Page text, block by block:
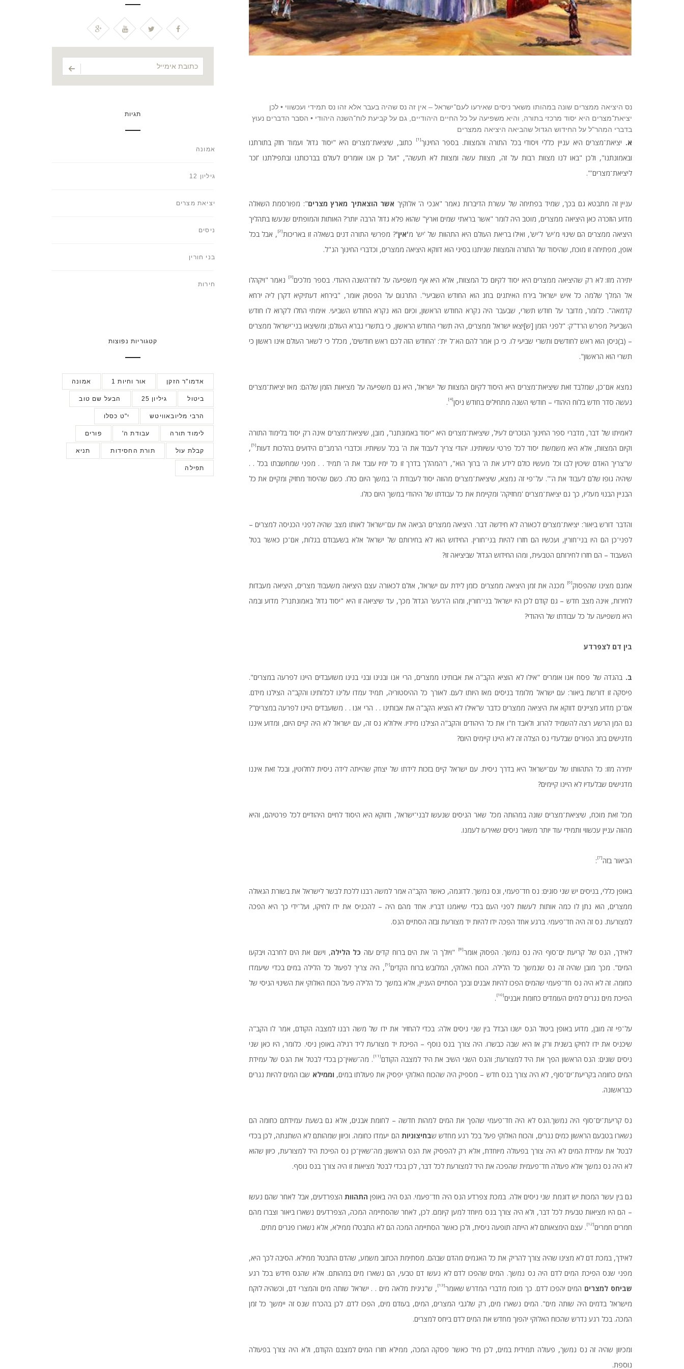
נס היציאה ממצרים שונה במהותו משאר ניסים שאירעו לעם־ישראל – אין זה נס שהיה בעבר אלא זהו נס תמידי ועכשווי • לכן
יציאת־מצרים היא יסוד מרכזי בתורה, והיא משפיעה על כל החיים היהודיים, גם על קביעת לוח־השנה היהודי • הסבר הדברים נעוץ
בדברי המהר"ל על החידוש הגדול שהביאה היציאה ממצרים
א. יציאת־מצרים היא עניין כללי ויסודי בכל התורה והמצוות. בספר החינוך[1]
כתוב, שיציאת־מצרים היא "יסוד גדול ועמוד חזק בתורתנו
ובאמונתנו", ולכן "באו לנו מצוות רבות על זה, מצוות עשה ומצוות לא תעשה", "ועל כן אנו אומרים לעולם בברכותנו ובתפילתנו 'זכר
ליציאת־מצרים'".
עניין זה מתבטא גם בכך, שמיד בפתיחה של עשרת הדיברות נאמר "אנכי ה' אלוקיך אשר הוצאתיך מארץ מצרים": מפורסמת השאלה
מדוע הוזכרה כאן היציאה ממצרים, מוטב היה לומר "אשר בראתי שמים וארץ" שהוא פלא גדול הרבה יותר? האותות והמופתים שנעשו בתהליך
היציאה ממצרים הם שינוי מ'יש' ל'יש', ואילו בריאת העולם היא התהוות של 'יש' מ'אין'? מפרשי התורה דנים בשאלה זו באריכות[2]
, אבל בכל
אופן, מפתיחה זו מוכח, שהיסוד של התורה והמצוות שניתנו בסיני הוא דווקא היציאה ממצרים, וכדברי החינוך הנ"ל.
יתירה מזו: לא רק שהיציאה ממצרים היא יסוד לקיום כל המצוות, אלא היא אף משפיעה על לוח־השנה היהודי. בספר מלכים[3]
נאמר "ויקהלו
אל המלך שלמה כל איש ישראל בירח האיתנים בחג הוא החודש השביעי". התרגום על הפסוק אומר, "בירחא דעתיקיא דקרן ליה ירחא
קדמאה". כלומר, מדובר על חודש תשרי, שבעבר היה נקרא החודש הראשון, וכיום הוא נקרא החודש השביעי. אימתי החלו לקרוא לו חודש
השביעי? מפרש הרד"ק: "לפני הזמן [ש]יצאו ישראל ממצרים, היה תשרי החודש הראשון, כי בתשרי נברא העולם; ומשיצאו בני־ישראל ממצרים
– (ב)ניסן הוא ראש לחודשים ותשרי שביעי לו. כי כן אמר להם הא־ל ית': 'החודש הזה לכם ראש חודשים', מכלל כי לשאר העולם אינו ראשון כי
תשרי הוא הראשון".
נמצא אם־כן, שמלבד זאת שיציאת־מצרים היא היסוד לקיום המצוות של ישראל, היא גם משפיעה על מציאות הזמן שלהם: מאז יציאת־מצרים
נעשה סדר חדש בלוח היהודי – חודשי השנה מתחילים בחודש ניסן[4]
.
לאמיתו של דבר, מדברי ספר החינוך הנזכרים לעיל, שיציאת־מצרים היא "יסוד באמונתנו", מובן, שיציאת־מצרים אינה רק יסוד בלימוד התורה
וקיום המצוות, אלא היא משמשת יסוד לכל פרטי עשיותינו. יהודי צריך לעבוד את ה' בכל עשיותיו. וכדברי הרמב"ם הידועים בהלכות דעות[5]
,
ש"צריך האדם שיכוין לבו וכל מעשיו כולם לידע את ה' ברוך הוא", ו"המהלך בדרך זו כל ימיו עובד את ה' תמיד . . מפני שמחשבתו בכל . .
שיהיה גופו שלם לעבוד את ה'". על־פי זה נמצא, שיציאת־מצרים מהווה יסוד לעבודת ה' במשך היום כולו. כשם שהיסוד מחזיק ומקיים את כל
הבניין הבנוי מעליו, כך גם יציאת־מצרים 'מחזיקה' ומקיימת את כל עבודתו של היהודי במשך היום כולו.
והדבר דורש ביאור: יציאת־מצרים לכאורה לא חידשה דבר. היציאה ממצרים הביאה את עם־ישראל לאותו מצב שהיה לפני הכניסה למצרים –
לפני־כן הם היו בני־חורין, ועכשיו הם חזרו להיות בני־חורין. החידוש הוא לא בחירותם של ישראל אלא בשעבודם בגלות, אם־כן כאשר בטל
השעבוד – הם חזרו לחירותם הטבעית, ומהו החידוש הגדול שביציאה זו?
אמנם מצינו שהפסוק[6]
מכנה את זמן היציאה ממצרים כזמן לידת עם ישראל, אולם לכאורה עצם היציאה משעבוד מצרים, היציאה מעבדות
לחירות, אינה מצב חדש – גם קודם לכן היו ישראל בני־חורין, ומהו ה'רעש' הגדול מכך, עד שיציאה זו היא "יסוד גדול באמונתנו"? מדוע ובמה
היא משפיעה על כל עבודתו של היהודי?
בין דם לצפרדע
ב. בהגדה של פסח אנו אומרים "אילו לא הוציא הקב"ה את אבותינו ממצרים, הרי אנו ובנינו ובני בנינו משועבדים היינו לפרעה במצרים".
פיסקה זו דורשת ביאור: עם ישראל מלומד בניסים מאז היותו לעם. לאורך כל ההיסטוריה, תמיד עמדו עלינו לכלותינו והקב"ה הצילנו מידם.
אם־כן מדוע מציינים דווקא את היציאה ממצרים כדבר ש"אילו לא הוציא הקב"ה את אבותינו . . הרי אנו . . משועבדים היינו לפרעה במצרים"?
גם המן הרשע רצה להשמיד להרוג ולאבד ח"ו את כל היהודים והקב"ה הצילנו מידיו. אילולא נס זה, עם ישראל לא היה קיים היום, ומדוע איננו
מדגישים בחג הפורים שבלעדי נס הצלה זה לא היינו קיימים היום?
יתירה מזו: כל התהוותו של עם־ישראל היא בדרך ניסית. עם ישראל קיים בזכות לידתו של יצחק שהייתה לידה ניסית לחלוטין, ובכל זאת איננו
מדגישים שבלעדיו לא היינו קיימים?
מכל זאת מוכח, שיציאת־מצרים שונה במהותה מכל שאר הניסים שנעשו לבני־ישראל, ודווקא היא היסוד לחיים היהודיים לכל פרטיהם, והיא
מהווה עניין עכשווי ותמידי עוד יותר משאר ניסים שאירעו לעמנו.
הביאור בזה[7]
:
באופן כללי, בניסים יש שני סוגים: נס חד־פעמי, ונס נמשך. לדוגמה, כאשר הקב"ה אמר למשה רבנו ללכת לבשר לישראל את בשורת הגאולה
ממצרים, הוא נתן לו כמה אותות לעשות לפני העם בכדי שיאמנו דבריו. אחד מהם היה – להכניס את ידו לחיקו, ועל־ידי כך היא הפכה
למצורעת. נס זה היה חד־פעמי. ברגע אחד הפכה ידו להיות יד מצורעת ובזה הסתיים הנס.
לאידך, הנס של קריעת ים־סוף היה נס נמשך. הפסוק אומר[8] "ויולך ה' את הים ברוח קדים עזה כל הלילה, וישם את הים לחרבה ויבקעו
המים". מכך מובן שהיה זה נס שנמשך כל הלילה. הכוח האלוקי, המלובש ברוח הקדים[9]
, היה צריך לפעול כל הלילה במים בכדי שיעמדו
כחומה. זה לא היה נס חד־פעמי שהמים הפכו להיות אבנים ובכך הסתיים העניין, אלא במשך כל הלילה פעל הכוח האלוקי את השינוי הניסי של
הפיכת מים נגרים למים העומדים כחומת אבנים[10]
.
על־פי זה מובן, מדוע באופן ביטול הנס ישנו הבדל בין שני ניסים אלה: בכדי להחזיר את ידו של משה רבנו למצבה הקודם, אמר לו הקב"ה
שיכניס את ידו לחיקו בשנית ורק אז היא שבה כבשרו. היה צורך בנס נוסף – הפיכת יד מצורעת ליד רגילה באופן ניסי. כלומר, היו כאן שני
ניסים שונים: הנס הראשון הפך את היד למצורעת; והנס השני השיב את היד למצבה הקודם[11]
. מה־שאין־כן בכדי לבטל את הנס של עמידת
המים כחומה בקריעת־ים־סוף, לא היה צורך בנס חדש – מספיק היה שהכוח האלוקי יפסיק את פעולתו במים, וממילא שבו המים להיות נגרים
כבראשונה.
נס קריעת־ים־סוף היה נמשך.הנס לא היה חד־פעמי שהפך את המים למהות חדשה – לחומת אבנים, אלא גם בשעת עמידתם כחומה הם
נשארו בטבעם הראשון כמים נגרים, והכוח האלוקי פעל בכל רגע מחדש שבחיצוניות הם יעמדו כחומה. וכיוון שמהותם לא השתנתה, לכן בכדי
לבטל את עמידת המים לא היה צורך בפעולה מיוחדת, אלא רק להפסיק את הנס הראשון; מה־שאין־כן נס הפיכת היד למצורעת, כיוון שהוא
לא היה נס נמשך אלא פעולה חד־פעמית שהפכה את היד למצורעת לכל דבר, לכן בכדי לבטל מציאות זו היה צורך בנס נוסף.
גם בין עשר המכות יש דוגמת שני ניסים אלה. במכת צפרדע הנס היה חד־פעמי. הנס היה באופן התהוותהצפרדעים, אבל לאחר שהם נעשו
– הם היו מציאות טבעית לכל דבר, ולא היה צורך בנס מיוחד למען קיומם. לכן, לאחר שהסתיימה המכה, הצפרדעים נשארו ביאור וצברו מהם
חמרים חמרים[12] . עצם הימצאותם לא הייתה תופעה ניסית, ולכן כאשר הסתיימה המכה הם לא התבטלו ממילא, אלא נשארו פגרים מתים.
לאידך, במכת דם לא מצינו שהיה צורך להריק את כל האגמים מהדם שבהם. מסתימת הכתוב משמע, שהדם התבטל ממילא. הסיבה לכך היא,
מפני שנס הפיכת המים לדם היה נס נמשך. המים שהפכו לדם לא נעשו דם טבעי, הם נשארו מים במהותם. אלא שהנס חידש בכל רגע
שביחס למצרים המים יהפכו לדם. כך מוכח מדברי המדרש שאומר[13]
, ש"גיגית מלאה מים . . ישראל שותה מים והמצרי דם, וכשהיה לוקח
מישראל בדמים היה שותה מים". המים נשארו מים, רק שלגבי המצרים, המים, בעודם מים, הפכו לדם. לכן בהכרח שנס זה יימשך כל זמן
המכה. בכל רגע נדרש שהכוח האלוקי יהפוך מחדש את המים לדם ביחס למצרים.
ומכיוון שהיה זה נס נמשך, פעולה תמידית במים, לכן מיד כאשר פסקה המכה, ממילא חזרו המים למצבם הקודם, ולא היה צורך בפעולה
נוספת.
תגיות
אמונה
גיליון 12
יציאת מצרים
ניסים
בני חורין
חירות
קטגוריות נפוצות
אדמו"ר הזקן אור וחיות 1 אמונה
ביטול גיליון 25 הבעל שם טוב
הרבי מליובאוויטש י"ט כסלו
לימוד תורה עבודת ה' פורים
קבלת עול תורת החסידות תניא
תפילה